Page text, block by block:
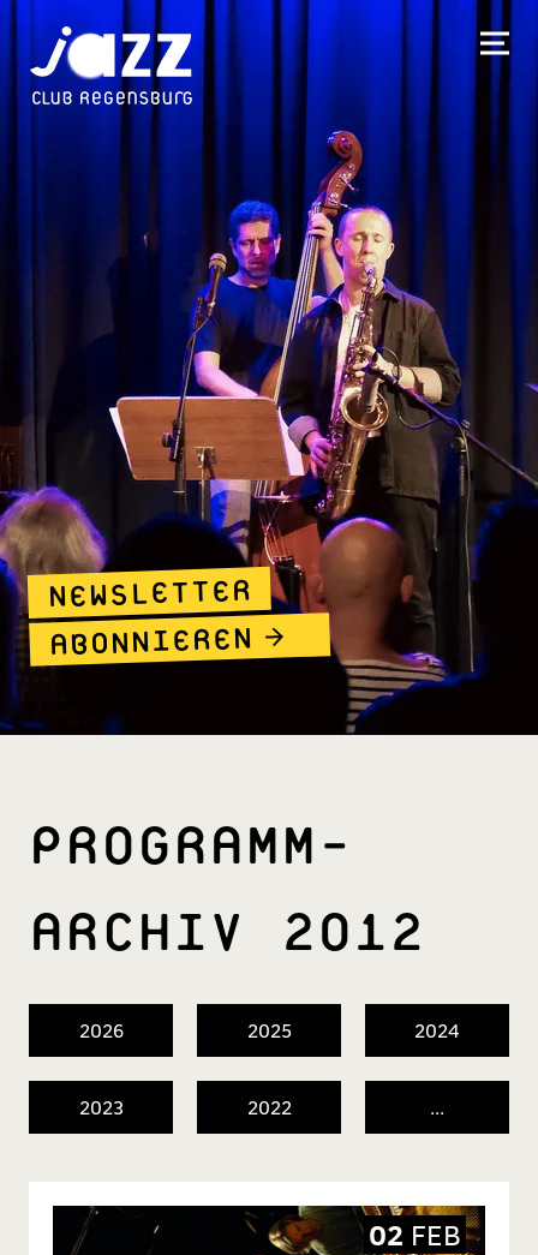
NEWSLETTER
ABONNIEREN
PROGRAMM­
ARCHIV 2012
2026 2025 2024
2023 2022 ...
02 FEB